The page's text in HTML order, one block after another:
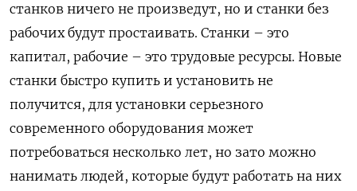
станков ничего не произведут, но и станки без
рабочих будут простаивать. Станки – это
капитал, рабочие – это трудовые ресурсы. Новые
станки быстро купить и установить не
получится, для установки серьезного
современного оборудования может
потребоваться несколько лет, но зато можно
нанимать людей, которые будут работать на них